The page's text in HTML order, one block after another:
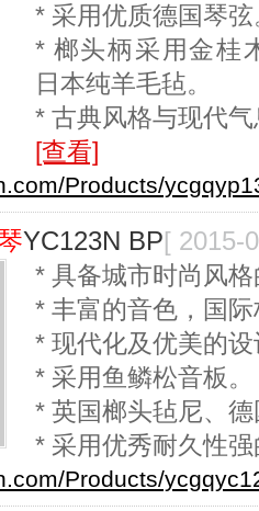
* 采用优质德国琴弦
* 榔头柄采用金桂
日本纯羊毛毡。
* 古典风格与现代
[查看]
Products/
YC123N BP[ 2015-
* 具备城市时尚风
* 丰富的音色，国
* 现代化及优美的
* 采用鱼鳞松音板。
* 英国榔头毡尼、
* 采用优秀耐久性
Products/